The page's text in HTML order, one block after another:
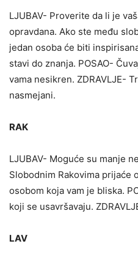
LJUBAV- Proverite da li je
opravdana. Ako ste među
jedan osoba će biti
stavi do znanja. POSAO-
vama nesikren. ZDRAVLJE-
nasmejani.
RAK
LJUBAV- Moguće su manje
Slobodnim Rakovima prijaće
osobom koja vam je bliska.
koji se usavršavaju.
LAV